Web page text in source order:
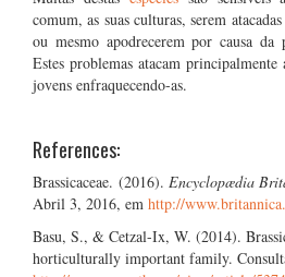
comum, as suas culturas, serem
ou mesmo apodrecerem por causa da
Estes problemas atacam principalmente
jovens enfraquecendo-as.
References:
Brassicaceae. (2016). Encyclopædia
Abril 3, 2016, em http://
Basu, S., & Cetzal-Ix, W. (2014).
horticulturally important family.